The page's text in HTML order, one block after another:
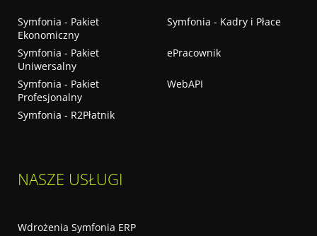
Symfonia - Pakiet
Ekonomiczny
Symfonia - Pakiet
Uniwersalny
Symfonia - Pakiet
Profesjonalny
Symfonia - R2Płatnik
Symfonia - Kadry i Płace
ePracownik
WebAPI
NASZE USŁUGI
Wdrożenia Symfonia ERP